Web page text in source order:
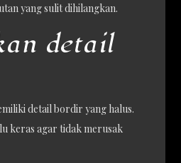
yang sulit dihilangkan.
detail
detail bordir yang halus.
keras agar tidak merusak